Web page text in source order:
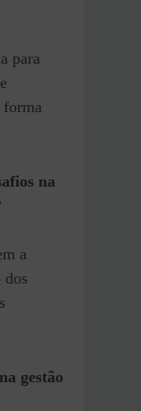
para
forma
na
a
dos
gestão